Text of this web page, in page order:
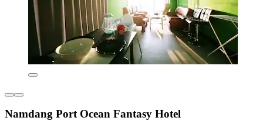
Namdang Port Ocean Fantasy Hotel